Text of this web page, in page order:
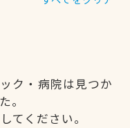
ク・病院は見つか
。
てください。